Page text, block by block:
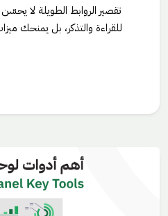
تقصير الروابط الطويلة لا
للقراءة والتذكر، بل يمنحك